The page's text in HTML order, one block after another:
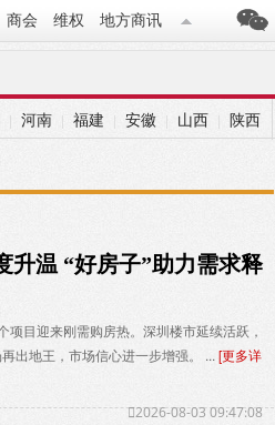
商会 维权 地方商讯
| 河南 福建 | 安徽 | 山西 陕西
升温 “好房子”助力需求释
目迎来刚需购房热。深圳楼市延续活跃，
出地王，市场信心进一步增强。 ... [更多详
2026-08-03 09:47:08